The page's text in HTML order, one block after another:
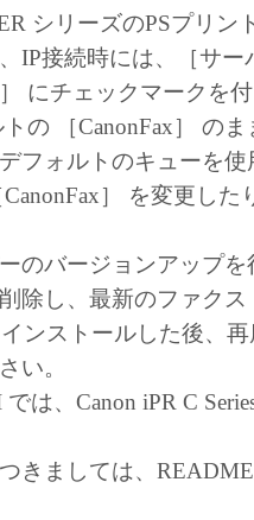
書です。
を示す下記のボタンを
トウェア」のインスト
に同意したことになり
同意できない場合、「
はできません。
客様が「キヤノン製品
ン製品」に直接または
のコンピューター（以
いて、「本ソフトウェ
「本ソフトウェア」を
ストールすること、ま
ること、アクセスする
れも含むものとします
シリーズのPSプリン
IP接続時には、［サ
にチェックマークを
の ［CanonFax］ の
フォルトのキューを
］ を変更した
のバージョンアップ
除し、最新のファクス
インストールした後、
い。
では、Canon iPR C
きましては、